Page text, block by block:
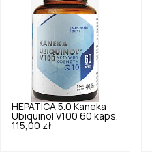
HEPATICA 5.0 Kaneka
Ubiquinol V100 60 kaps.
115,00 zł